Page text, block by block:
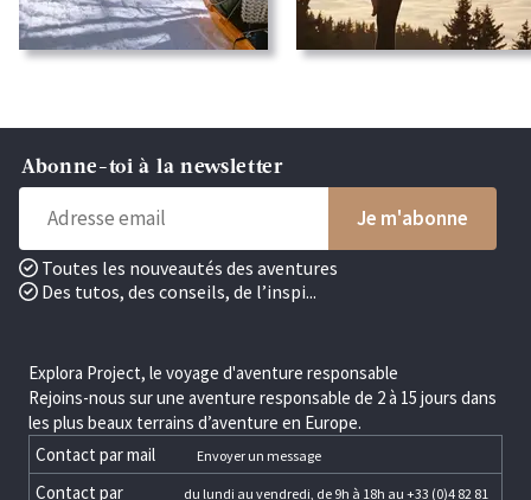
Abonne-toi à la newsletter
Toutes les nouveautés des aventures
Des tutos, des conseils, de l’inspi...
Explora Project, le voyage d'aventure responsable
Rejoins-nous sur une aventure responsable de 2 à 15 jours dans
les plus beaux terrains d’aventure en Europe.
Contact par mail
Envoyer un message
Contact par
du lundi au vendredi, de 9h à 18h au +33 (0)4 82 81